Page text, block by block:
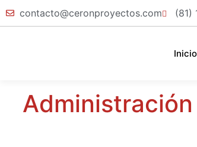
contacto@ceronproyectos.com (81)
Inicio